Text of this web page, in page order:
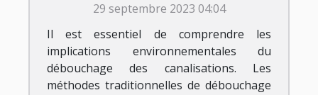
canalisations
29 septembre 2023 04:04
Il est essentiel de comprendre les
implications environnementales du
débouchage des canalisations. Les
méthodes traditionnelles de débouchage